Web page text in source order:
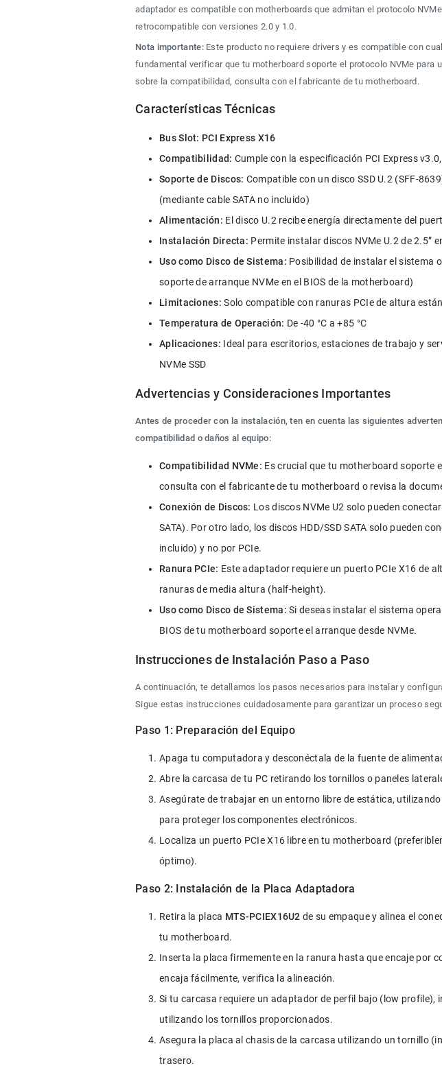
adaptador es compatible con motherboards que admitan el protocolo
retrocompatible con versiones 2.0 y 1.0.
Nota importante: Este producto no requiere drivers y es compatible con
fundamental verificar que tu motherboard soporte el protocolo NVMe para
sobre la compatibilidad, consulta con el fabricante de tu motherboard.
Características Técnicas
Bus Slot: PCI Express X16
Compatibilidad: Cumple con la especificación PCI Express
Soporte de Discos: Compatible con un disco SSD U.2 (SFF-
(mediante cable SATA no incluido)
Alimentación: El disco U.2 recibe energía directamente del
Instalación Directa: Permite instalar discos NVMe U.2 de 2.5”
Uso como Disco de Sistema: Posibilidad de instalar el sistema
soporte de arranque NVMe en el BIOS de la motherboard)
Limitaciones: Solo compatible con ranuras PCIe de altura
Temperatura de Operación: De -40 °C a +85 °C
Aplicaciones: Ideal para escritorios, estaciones de trabajo y
NVMe SSD
Advertencias y Consideraciones Importantes
Antes de proceder con la instalación, ten en cuenta las siguientes
compatibilidad o daños al equipo:
Compatibilidad NVMe: Es crucial que tu motherboard soporte
consulta con el fabricante de tu motherboard o revisa la
Conexión de Discos: Los discos NVMe U2 solo pueden
SATA). Por otro lado, los discos HDD/SSD SATA solo pueden
incluido) y no por PCIe.
Ranura PCIe: Este adaptador requiere un puerto PCIe X16 de
ranuras de media altura (half-height).
Uso como Disco de Sistema: Si deseas instalar el sistema
BIOS de tu motherboard soporte el arranque desde NVMe.
Instrucciones de Instalación Paso a Paso
A continuación, te detallamos los pasos necesarios para instalar y
Sigue estas instrucciones cuidadosamente para garantizar un proceso
Paso 1: Preparación del Equipo
Apaga tu computadora y desconéctala de la fuente de
Abre la carcasa de tu PC retirando los tornillos o paneles
Asegúrate de trabajar en un entorno libre de estática,
para proteger los componentes electrónicos.
Localiza un puerto PCIe X16 libre en tu motherboard
óptimo).
Paso 2: Instalación de la Placa Adaptadora
Retira la placa MTS-PCIEX16U2 de su empaque y alinea el
tu motherboard.
Inserta la placa firmemente en la ranura hasta que encaje por
encaja fácilmente, verifica la alineación.
Si tu carcasa requiere un adaptador de perfil bajo (low profile),
utilizando los tornillos proporcionados.
Asegura la placa al chasis de la carcasa utilizando un tornillo
trasero.